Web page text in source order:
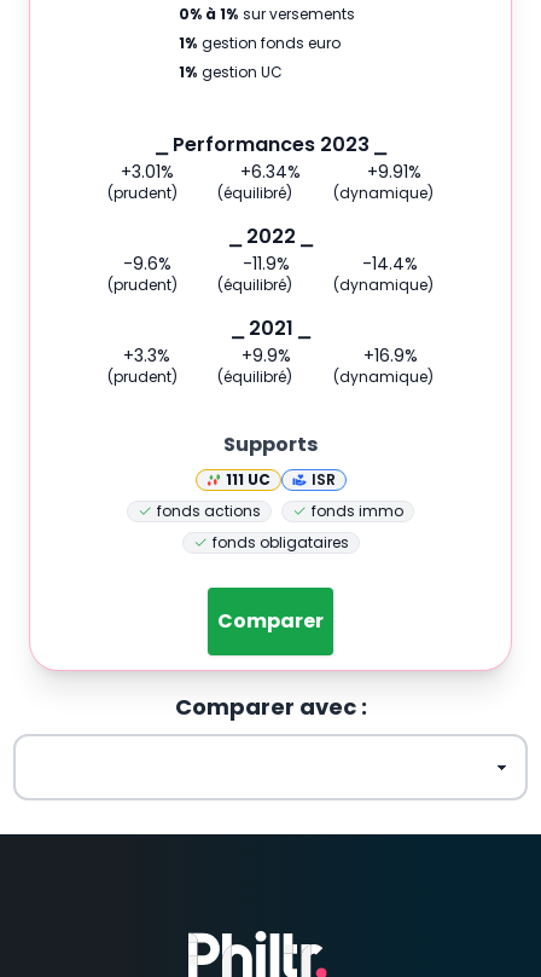
0% à 1% sur versements
1% gestion fonds euro
1% gestion UC
⎯ Performances 2023 ⎯
+3.01% +6.34% +9.91%
(prudent) (équilibré) (dynamique)
⎯ 2022 ⎯
-9.6% -11.9% -14.4%
(prudent) (équilibré) (dynamique)
⎯ 2021 ⎯
+3.3% +9.9% +16.9%
(prudent) (équilibré) (dynamique)
Supports
111 UC
ISR
fonds actions
fonds immo
fonds obligataires
Comparer
Comparer avec :